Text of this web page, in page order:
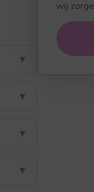
▼
▼
▼
▼
wij